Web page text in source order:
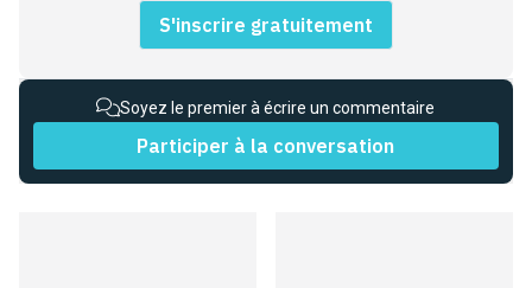
S'inscrire gratuitement
Soyez le premier à écrire un commentaire
Participer à la conversation